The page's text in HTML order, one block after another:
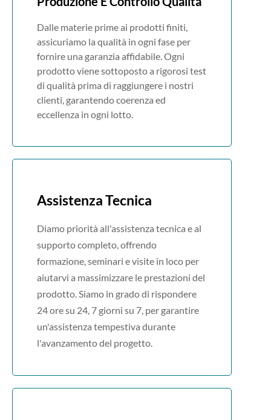
Dalle materie prime ai prodotti finiti,
assicuriamo la qualità in ogni fase per
fornire una garanzia affidabile. Ogni
prodotto viene sottoposto a rigorosi test
di qualità prima di raggiungere i nostri
clienti, garantendo coerenza ed
eccellenza in ogni lotto.
Assistenza Tecnica
Diamo priorità all'assistenza tecnica e al
supporto completo, offrendo
formazione, seminari e visite in loco per
aiutarvi a massimizzare le prestazioni del
prodotto. Siamo in grado di rispondere
24 ore su 24, 7 giorni su 7, per garantire
un'assistenza tempestiva durante
l'avanzamento del progetto.